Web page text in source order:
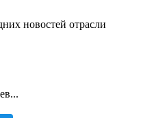
новостей отрасли